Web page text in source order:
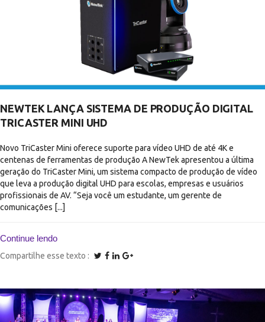
NEWTEK LANÇA SISTEMA DE PRODUÇÃO DIGITAL
TRICASTER MINI UHD
Novo TriCaster Mini oferece suporte para vídeo UHD de até 4K e
centenas de ferramentas de produção A NewTek apresentou a última
geração do TriCaster Mini, um sistema compacto de produção de vídeo
que leva a produção digital UHD para escolas, empresas e usuários
profissionais de AV. “Seja você um estudante, um gerente de
comunicações [...]
Continue lendo
Compartilhe esse texto